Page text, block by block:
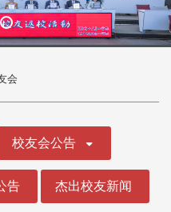
会
校友会公告
告 杰出校友新闻